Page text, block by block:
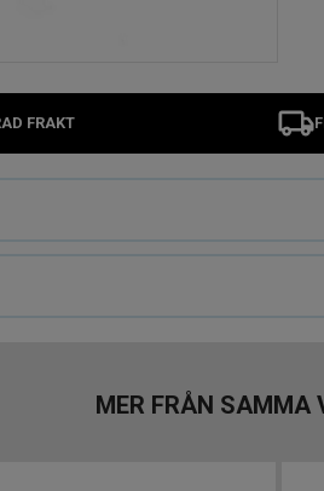
FRAKT
MER FRÅN SAMMA